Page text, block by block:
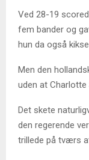
Ved 28-19
fem bander og
hun da også
Men den
uden at
Det skete
den regerende
trillede på tværs